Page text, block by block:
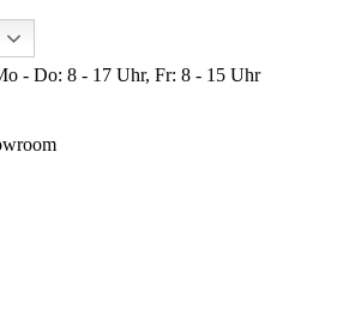
- Do: 8 - 17 Uhr, Fr: 8 - 15 Uhr